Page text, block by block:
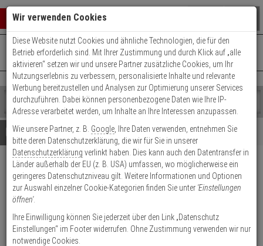
Warenkorb schließen
0 ARTIKEL IM WARENKORB
Ihr Warenkorb ist momentan leer.
Ergebnisse ()
Fertig
Shop
durchsuchen
Bitte
geben
Sie
mindestens
Zeichen
ein,
um
Suche
Es
wurde
noch
Kategorien
Suche
gestartet
+49 (0)821 899 493-0Mo. - Do.: 8:00 - 16:30 | Fr.: 8:00 - 14:00 Uhr
Kontaktservice nutzen
Details Beratung
SimonsVoss Zylinder
MK.Z4.35-30.CO.WP.ZK.G2 B-
Ware
Produktmerkmale
Wir verwenden Cookies
Diese Website nutzt Cookies und ähnliche Technologien, die für den
Betrieb erforderlich sind. Mit Ihrer Zustimmung und durch Klick auf „alle
aktivieren“ setzen wir und unsere Partner zusätzliche Cookies, um Ihr
Nutzungserlebnis zu verbessern, personalisierte Inhalte und relevante
Werbung bereitzustellen und Analysen zur Optimierung unserer Services
durchzuführen. Dabei können personenbezogene Daten wie Ihre IP-
Adresse verarbeitet werden, um Inhalte an Ihre Interessen anzupassen.
Wie unsere Partner, z. B. Google , Ihre Daten verwenden, entnehmen Sie
bitte deren Datenschutzerklärung, die wir für Sie in unserer
Datenschutzerklärung verlinkt haben. Dies kann auch den Datentransfer in
Länder außerhalb der EU (z. B. USA) umfassen, wo möglicherweise ein
geringeres Datenschutzniveau gilt. Weitere Informationen und Optionen
zur Auswahl einzelner Cookie-Kategorien finden Sie unter 'Einstellungen
öffnen'.
Ihre Einwilligung können Sie jederzeit über den Link „Datenschutz
Einstellungen“ im Footer widerrufen. Ohne Zustimmung verwenden wir nur
notwendige Cookies.